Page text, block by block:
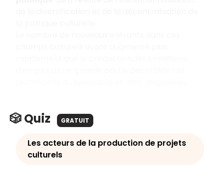
🎲 Quiz GRATUIT
Les acteurs de la production de projets
culturels